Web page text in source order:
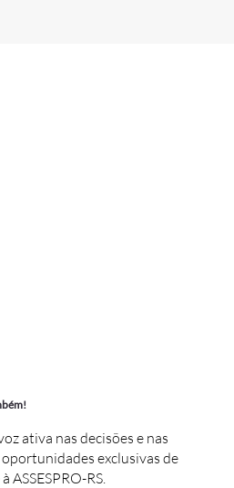
ativa nas decisões e nas
oportunidades exclusivas de
ASSESPRO-RS.